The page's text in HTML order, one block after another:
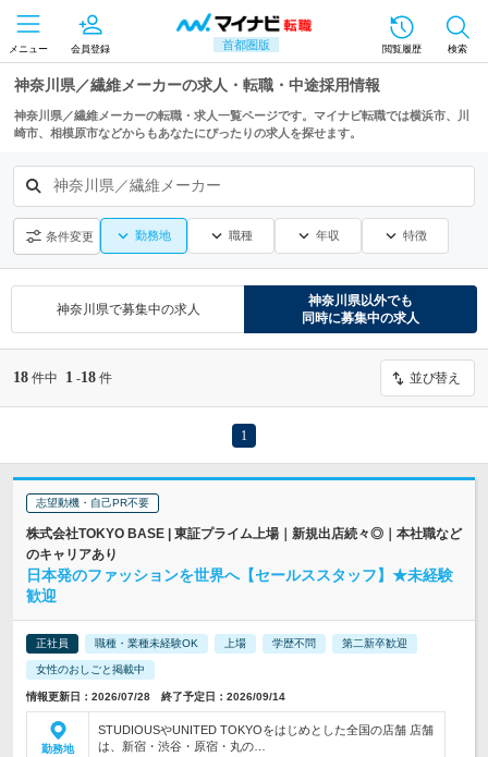
首都圏版
メニュー 会員登録 閲覧履歴 検索
神奈川県／繊維メーカーの求人・転職・中途採用情報
神奈川県／繊維メーカーの転職・求人一覧ページです。マイナビ転職では横浜市、川
崎市、相模原市などからもあなたにぴったりの求人を探せます。
神奈川県／繊維メーカー
条件変更 勤務地 職種 年収 特徴
神奈川県で募集中の求人
神奈川県以外でも
同時に募集中の求人
18 件中 1 -18 件 並び替え
1
志望動機・自己PR不要
株式会社TOKYO BASE | 東証プライム上場｜新規出店続々◎｜本社職など
のキャリアあり
日本発のファッションを世界へ【セールススタッフ】★未経験
歓迎
正社員 職種・業種未経験OK 上場 学歴不問 第二新卒歓迎
女性のおしごと掲載中
情報更新日：2026/07/28 終了予定日：2026/09/14
勤務地
STUDIOUSやUNITED TOKYOをはじめとした全国の店舗 店舗
は、新宿・渋谷・原宿・丸の…